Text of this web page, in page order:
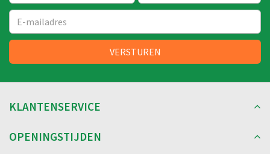
KLANTENSERVICE
OPENINGSTIJDEN